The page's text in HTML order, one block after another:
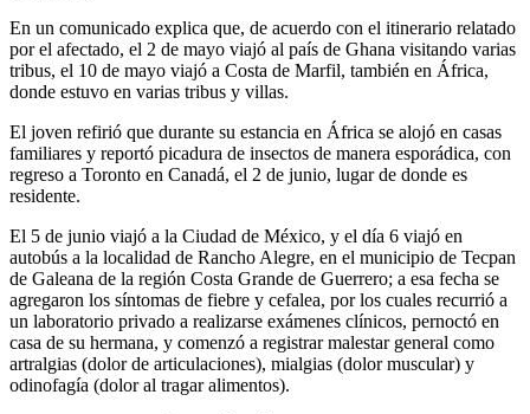
En un comunicado explica que, de acuerdo con el itinerario relatado
por el afectado, el 2 de mayo viajó al país de Ghana visitando varias
tribus, el 10 de mayo viajó a Costa de Marfil, también en África,
donde estuvo en varias tribus y villas.
El joven refirió que durante su estancia en África se alojó en casas
familiares y reportó picadura de insectos de manera esporádica, con
regreso a Toronto en Canadá, el 2 de junio, lugar de donde es
residente.
El 5 de junio viajó a la Ciudad de México, y el día 6 viajó en
autobús a la localidad de Rancho Alegre, en el municipio de Tecpan
de Galeana de la región Costa Grande de Guerrero; a esa fecha se
agregaron los síntomas de fiebre y cefalea, por los cuales recurrió a
un laboratorio privado a realizarse exámenes clínicos, pernoctó en
casa de su hermana, y comenzó a registrar malestar general como
artralgias (dolor de articulaciones), mialgias (dolor muscular) y
odinofagía (dolor al tragar alimentos).